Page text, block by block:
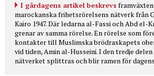
I gårdagens artikel beskrevs
marockanska frihetsrörelsens nätverk från
Kairo 1947. Där ledarna al-Fassi och Abd el-
grenar av samma rörelse. En rörelse som
kontakter till Muslimska brödraskapets
vid tiden, Amin al-Husseini. I den tredje
nätverket splittras och blir ramen för